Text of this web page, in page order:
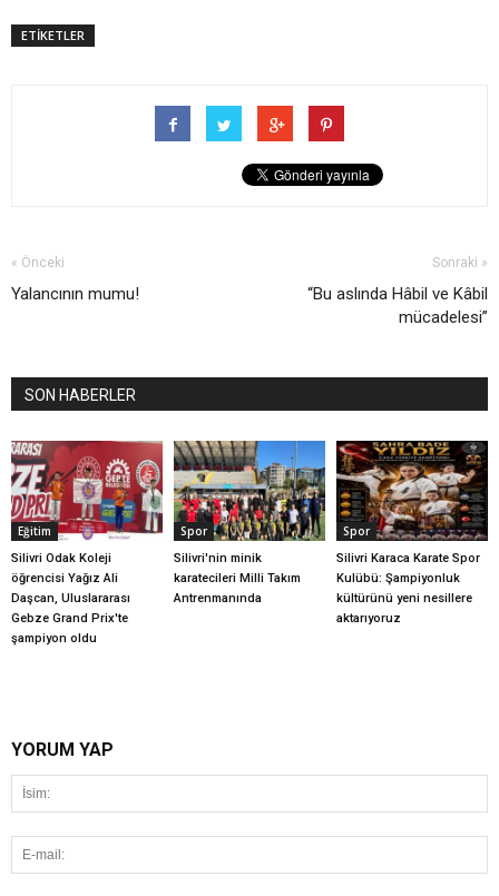
ETİKETLER
« Önceki
Yalancının mumu!
Sonraki »
“Bu aslında Hâbil ve Kâbil
mücadelesi”
SON HABERLER
Eğitim
Silivri Odak Koleji
öğrencisi Yağız Ali
Daşcan, Uluslararası
Gebze Grand Prix'te
şampiyon oldu
Spor
Silivri'nin minik
karatecileri Milli Takım
Antrenmanında
Spor
Silivri Karaca Karate Spor
Kulübü: Şampiyonluk
kültürünü yeni nesillere
aktarıyoruz
YORUM YAP